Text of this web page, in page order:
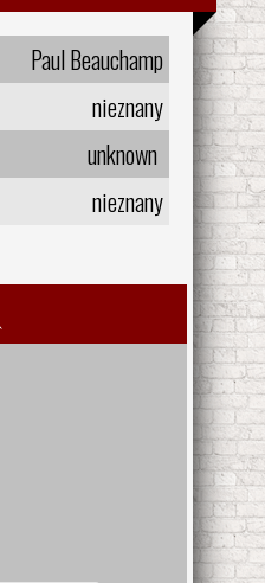
Paul Beauchamp
nieznany
unknown
nieznany